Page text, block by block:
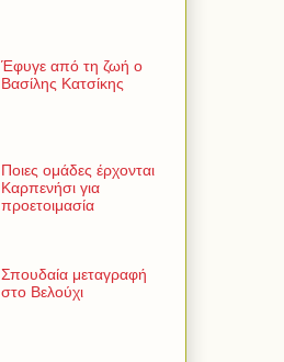
Έφυγε από τη ζωή ο
Βασίλης Κατσίκης
Ποιες ομάδες έρχονται
Καρπενήσι για
προετοιμασία
Σπουδαία μεταγραφή
στο Βελούχι